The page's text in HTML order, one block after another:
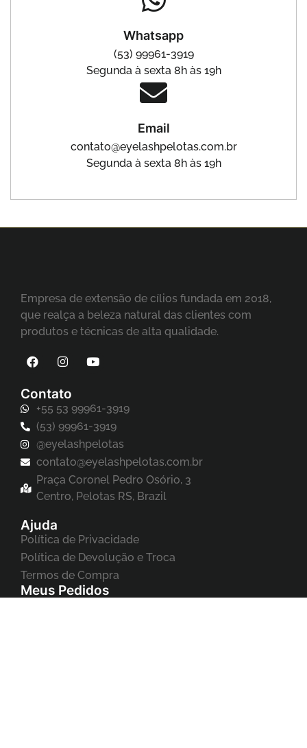
Whatsapp
(53) 99961-3919
Segunda à sexta 8h às 19h
Email
contato@eyelashpelotas.com.br
Segunda à sexta 8h às 19h
Empresa de extensão de cílios fundada em 2018,
que realça a beleza natural das clientes com
produtos e técnicas de alta qualidade.
Contato
+55 53 99961-3919
(53) 99961-3919
@eyelashpelotas
contato@eyelashpelotas.com.br
Praça Coronel Pedro Osório, 3
Centro, Pelotas RS, Brazil
Ajuda
Política de Privacidade
Política de Devolução e Troca
Termos de Compra
Meus Pedidos